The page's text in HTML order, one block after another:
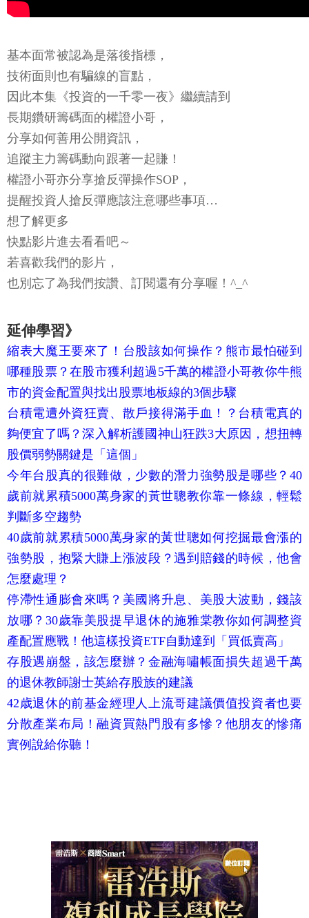
基本面常被認為是落後指標，
技術面則也有騙線的盲點，
因此本集《投資的一千零一夜》繼續請到
長期鑽研籌碼面的權證小哥，
分享如何善用公開資訊，
追蹤主力籌碼動向跟著一起賺！
權證小哥亦分享搶反彈操作SOP，
提醒投資人搶反彈應該注意哪些事項…
想了解更多
快點影片進去看看吧～
若喜歡我們的影片，
也別忘了為我們按讚、訂閱還有分享喔！^_^
延伸學習》
縮表大魔王要來了！台股該如何操作？熊市最怕碰到
哪種股票？在股市獲利超過5千萬的權證小哥教你牛熊
市的資金配置與找出股票地板線的3個步驟
台積電遭外資狂賣、散戶接得滿手血！？台積電真的
夠便宜了嗎？深入解析護國神山狂跌3大原因，想扭轉
股價弱勢關鍵是「這個」
今年台股真的很難做，少數的潛力強勢股是哪些？40
歲前就累積5000萬身家的黃世聰教你靠一條線，輕鬆
判斷多空趨勢
40歲前就累積5000萬身家的黃世聰如何挖掘最會漲的
強勢股，抱緊大賺上漲波段？遇到賠錢的時候，他會
怎麼處理？
停滯性通膨會來嗎？美國將升息、美股大波動，錢該
放哪？30歲靠美股提早退休的施雅棠教你如何調整資
產配置應戰！他這樣投資ETF自動達到「買低賣高」
存股遇崩盤，該怎麼辦？金融海嘯帳面損失超過千萬
的退休教師謝士英給存股族的建議
42歳退休的前基金經理人上流哥建議價值投資者也要
分散產業布局！融資買熱門股有多慘？他朋友的慘痛
實例說給你聽！